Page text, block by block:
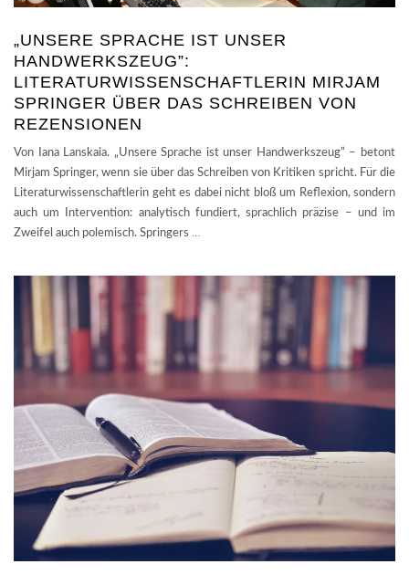
„UNSERE SPRACHE IST UNSER
HANDWERKSZEUG”:
LITERATURWISSENSCHAFTLERIN MIRJAM
SPRINGER ÜBER DAS SCHREIBEN VON
REZENSIONEN
Von Iana Lanskaia. „Unsere Sprache ist unser Handwerkszeug” – betont
Mirjam Springer, wenn sie über das Schreiben von Kritiken spricht. Für die
Literaturwissenschaftlerin geht es dabei nicht bloß um Reflexion, sondern
auch um Intervention: analytisch fundiert, sprachlich präzise – und im
Zweifel auch polemisch. Springers …